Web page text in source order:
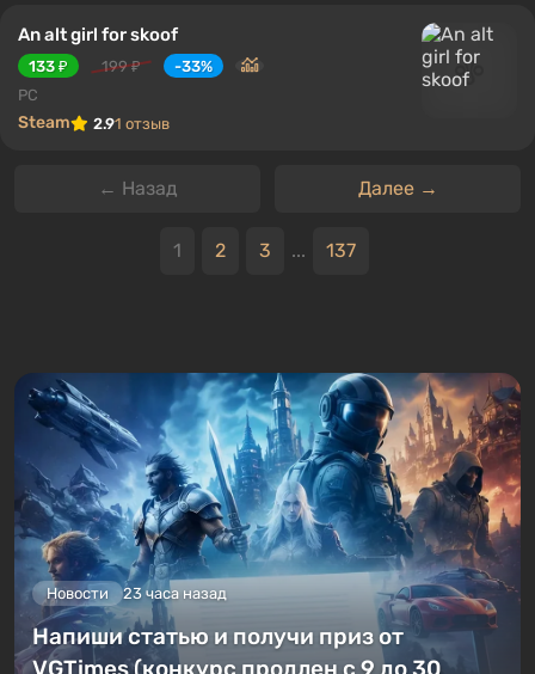
An alt girl for skoof
133 ₽ 199 ₽
-33%
PC
Steam 2.91 отзыв
← Назад Далее →
1 2 3 ... 137
Новости 23 часа назад
Напиши статью и получи приз от